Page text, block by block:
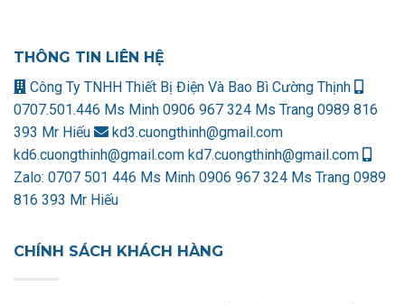
THÔNG TIN LIÊN HỆ
Công Ty TNHH Thiết Bị Điện Và Bao Bì Cường Thịnh
0707.501.446 Ms Minh 0906 967 324 Ms Trang 0989 816
393 Mr Hiếu
kd3.cuongthinh@gmail.com
kd6.cuongthinh@gmail.com kd7.cuongthinh@gmail.com
Zalo: 0707 501 446 Ms Minh 0906 967 324 Ms Trang 0989
816 393 Mr Hiếu
CHÍNH SÁCH KHÁCH HÀNG